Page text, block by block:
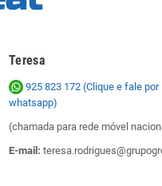
Teresa
925 823 172 (Clique e fale por
whatsapp)
(chamada para rede móvel
E-mail: